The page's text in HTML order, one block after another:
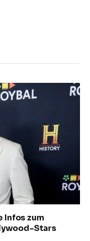
Infos zum
Stars